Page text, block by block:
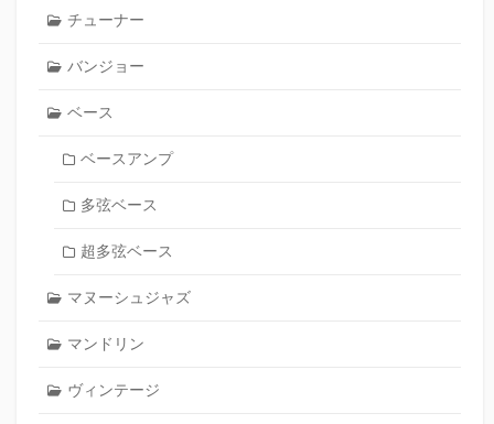
チューナー
バンジョー
ベース
ベースアンプ
多弦ベース
超多弦ベース
マヌーシュジャズ
マンドリン
ヴィンテージ